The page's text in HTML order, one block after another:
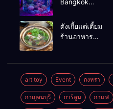
แบงค์คอก
ตังเกี้ยแต่เตี้ยม
ร้านอาหาร
art toy Event กงหรา
กาญจนบุรี การ์ตูน กาแฟ